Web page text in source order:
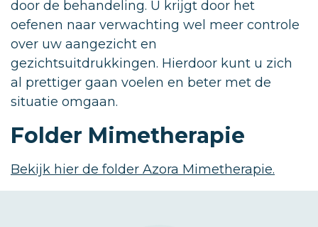
door de behandeling. U krijgt door het
oefenen naar verwachting wel meer controle
over uw aangezicht en
gezichtsuitdrukkingen. Hierdoor kunt u zich
al prettiger gaan voelen en beter met de
situatie omgaan.
Folder Mimetherapie
Bekijk hier de folder Azora Mimetherapie.